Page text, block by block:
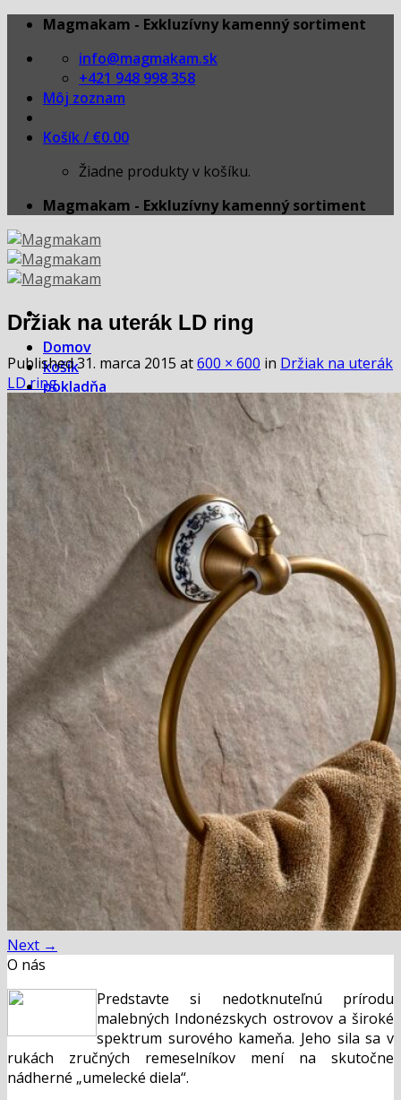
Skip
content
Magmakam - Exkluzívny kamenný sortiment
info@magmakam.sk
+421 948 998 358
Môj zoznam
Košík / €0.00
Žiadne produkty v košíku.
Magmakam - Exkluzívny kamenný sortiment
Domov
košík
pokladňa
Blog
Hľadať:
Hľadať:
Košík
Žiadne produkty v košíku.
Držiak na uterák LD ring
Published31. marca 2015 at600 × 600 in Držiak na uterák
LD ring
Next →
O nás
Predstavte si nedotknuteľnú prírodu
malebných Indonézskych ostrovov a široké
spektrum surového kameňa. Jeho sila sa v
rukách zručných remeselníkov mení na skutočne
nádherné „umelecké diela“.